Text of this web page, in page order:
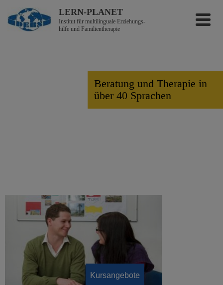
LERN-PLANET
Institut für multilinguale Erzieh­ungs­
hilfe und Familientherapie
Beratung und Therapie in
über 40 Sprachen
Kursangebote